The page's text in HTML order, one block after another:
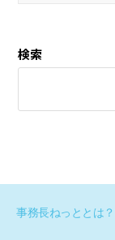
検索
事務長ねっととは？